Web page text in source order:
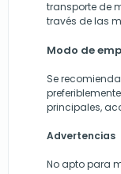
transporte de
través de las
Modo de
Se
principales,
Advertencias
No apto para